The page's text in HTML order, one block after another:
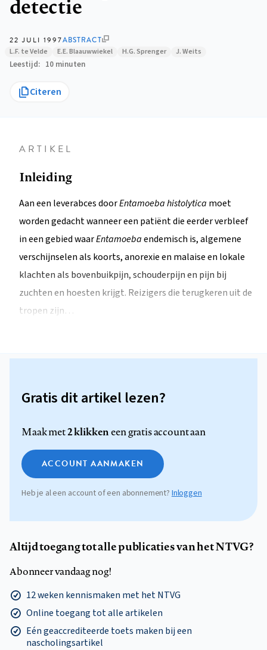
detectie
22 JULI 1997ABSTRACT
L.F. te Velde E.E. Blaauwwiekel H.G. Sprenger J. Weits
Leestijd 10 minuten
Citeren
ARTIKEL
Inleiding
Aan een leverabces doorEntamoeba histolytica moet
worden gedacht wanneer een patiënt die eerder verbleef
in een gebied waarEntamoebaendemisch is, algemene
verschijnselen als koorts, anorexie en malaise en lokale
klachten als bovenbuikpijn, schouderpijn en pijn bij
zuchten en hoesten krijgt. Reizigers die terugkeren uit de
tropen zijn…
Gratis dit artikel lezen?
Maak met2 klikkeneen gratis account aan
ACCOUNT AANMAKEN
Heb je al een account of een abonnement? Inloggen
Altijd toegang tot alle publicaties van het NTVG?
Abonneer vandaag nog!
12 weken kennismaken met het NTVG
Online toegang tot alle artikelen
Eén geaccrediteerde toets maken bij een
nascholingsartikel